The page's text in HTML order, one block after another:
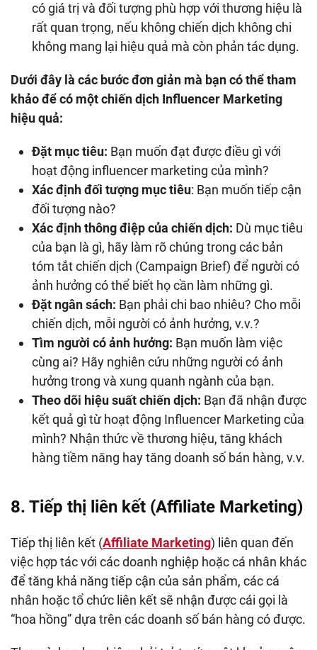
có giá trị và đối tượng phù hợp với thương hiệu là
rất quan trọng, nếu không chiến dịch không chi
không mang lại hiệu quả mà còn phản tác dụng.
Dưới đây là các bước đơn giản mà bạn có thể tham
khảo để có một chiến dịch Influencer Marketing
hiệu quả:
Đặt mục tiêu: Bạn muốn đạt được điều gì với
hoạt động influencer marketing của mình?
Xác định đối tượng mục tiêu: Bạn muốn tiếp cận
đối tượng nào?
Xác định thông điệp của chiến dịch: Dù mục tiêu
của bạn là gì, hãy làm rõ chúng trong các bản
tóm tắt chiến dịch (Campaign Brief) để người có
ảnh hưởng có thể biết họ cần làm những gì.
Đặt ngân sách: Bạn phải chi bao nhiêu? Cho mỗi
chiến dịch, mỗi người có ảnh hưởng, v.v.?
Tìm người có ảnh hưởng: Bạn muốn làm việc
cùng ai? Hãy nghiên cứu những người có ảnh
hưởng trong và xung quanh ngành của bạn.
Theo dõi hiệu suất chiến dịch: Bạn đã nhận được
kết quả gì từ hoạt động Influencer Marketing của
mình? Nhận thức về thương hiệu, tăng khách
hàng tiềm năng hay tăng doanh số bán hàng, v.v.
8. Tiếp thị liên kết (Affiliate Marketing)
Tiếp thị liên kết (Affiliate Marketing) liên quan đến
việc hợp tác với các doanh nghiệp hoặc cá nhân khác
để tăng khả năng tiếp cận của sản phẩm, các cá
nhân hoặc tổ chức liên kết sẽ nhận được cái gọi là
“hoa hồng” dựa trên các doanh số bán hàng có được.